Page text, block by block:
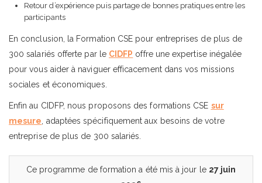
Retour d’expérience puis partage de bonnes pratiques entre les
participants
En conclusion, la Formation CSE pour entreprises de plus de
300 salariés offerte par le CIDFP offre une expertise inégalée
pour vous aider à naviguer efficacement dans vos missions
sociales et économiques.
Enfin au CIDFP, nous proposons des formations CSE sur
mesure , adaptées spécifiquement aux besoins de votre
entreprise de plus de 300 salariés.
Ce programme de formation a été mis à jour le 27 juin